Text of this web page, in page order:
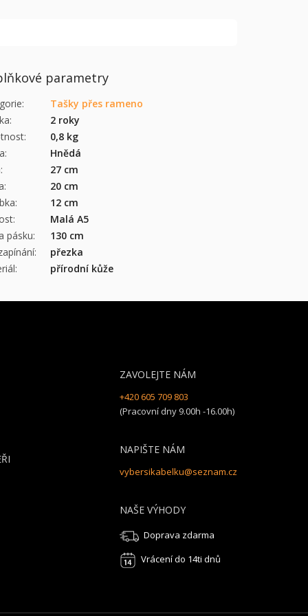
parametry
:
Tašky přes rameno
:
2 roky
:
0,8 kg
:
Hnědá
:
27 cm
:
20 cm
:
12 cm
:
Malá A5
pásku:
130 cm
:
přezka
: přírodní kůže
ZAVOLEJTE NÁM
+420 605 709 803
(Pracovní dny 9.00h -16.00h)
NAPIŠTE NÁM
vybersikabelku@seznam.cz
NAŠE VÝHODY
Doprava zdarma
Vrácení do 14ti dnů